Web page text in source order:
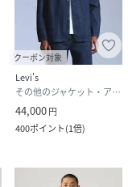
クーポン対象
Levi's
その他のジャケット・アウター
44,000円
400ポイント(1倍)